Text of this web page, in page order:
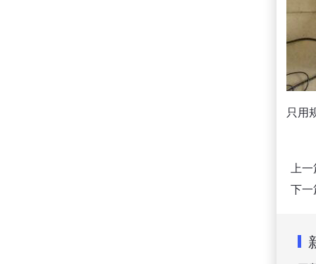
只用
上
下